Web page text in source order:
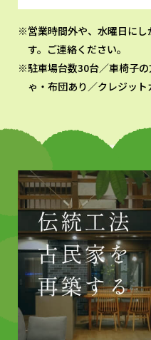
営業時間外や、水曜日に
す。ご連絡ください。
駐車場台数30台／車椅子
ゃ・布団あり／クレジッ